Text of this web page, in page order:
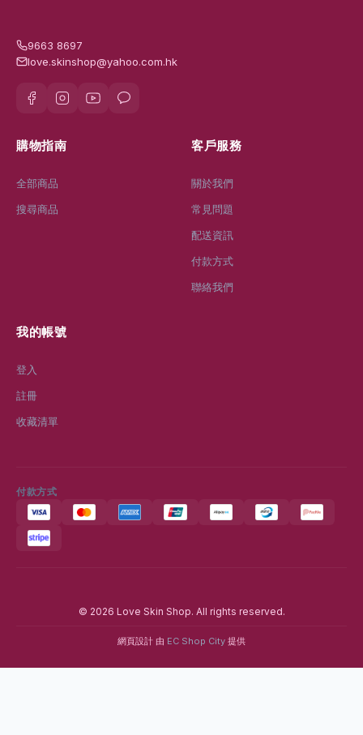
9663 8697
love.skinshop@yahoo.com.hk
購物指南
全部商品
搜尋商品
客戶服務
關於我們
常見問題
配送資訊
付款方式
聯絡我們
我的帳號
登入
註冊
收藏清單
付款方式
© 2026 Love Skin Shop. All rights reserved.
網頁設計 由 EC Shop City 提供